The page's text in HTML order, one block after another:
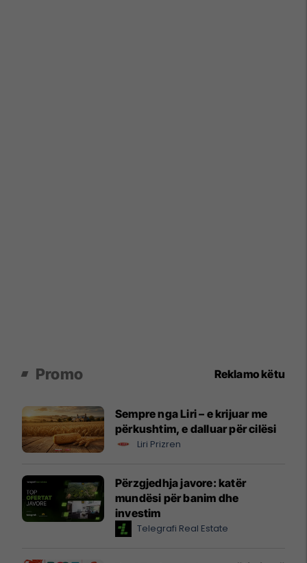
Promo Reklamo këtu
Sempre nga Liri – e krijuar me
përkushtim, e dalluar për cilësi
Liri Prizren
Përzgjedhja javore: katër
mundësi për banim dhe
investim
Telegrafi Real Estate